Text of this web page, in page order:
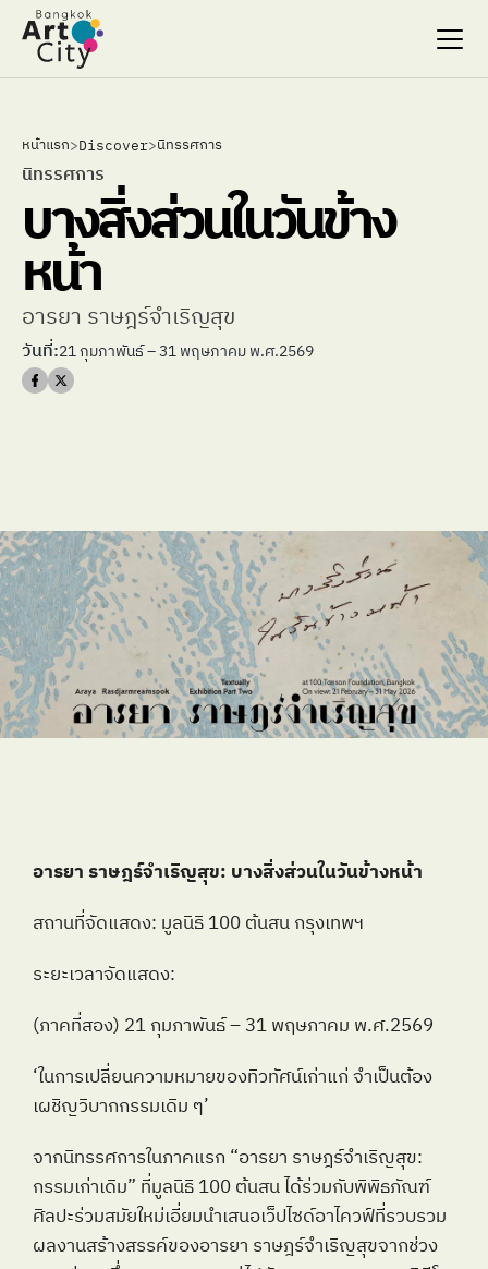
Search…
discover
exhibitions
stages & screenings
festivals & events
BAC Passport
inspiration
Search…
discover
exhibitions
stages & screenings
festivals & events
BAC Passport
inspiration
หน้าแรก>Discover>นิทรรศการ
นิทรรศการ
บางสิ่งส่วนในวันข้าง
หน้า
อารยา ราษฎร์จำเริญสุข
วันที่:21 กุมภาพันธ์ – 31 พฤษภาคม พ.ศ.2569
อารยา ราษฎร์จำเริญสุข: บางสิ่งส่วนในวันข้างหน้า
สถานที่จัดแสดง: มูลนิธิ 100 ต้นสน กรุงเทพฯ
ระยะเวลาจัดแสดง:
(ภาคที่สอง) 21 กุมภาพันธ์ – 31 พฤษภาคม พ.ศ.2569
‘ในการเปลี่ยนความหมายของทิวทัศน์เก่าแก่ จำเป็นต้อง
เผชิญวิบากกรรมเดิม ๆ’
จากนิทรรศการในภาคแรก “อารยา ราษฎร์จำเริญสุข:
กรรมเก่าเดิม” ที่มูลนิธิ 100 ต้นสน ได้ร่วมกับพิพิธภัณฑ์
ศิลปะร่วมสมัยใหม่เอี่ยมนำเสนอเว็ปไซด์อาไควฟ์ที่รวบรวม
ผลงานสร้างสรรค์ของอารยา ราษฎร์จำเริญสุขจากช่วง